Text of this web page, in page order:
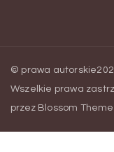
© prawa
Wszelkie prawa
przez Blossom